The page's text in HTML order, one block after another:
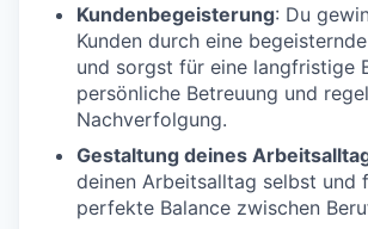
Kundenbegeisterung: Du
Kunden durch eine
und sorgst für eine langfristige
persönliche Betreuung und
Nachverfolgung.
Gestaltung deines
deinen Arbeitsalltag selbst und
perfekte Balance zwischen